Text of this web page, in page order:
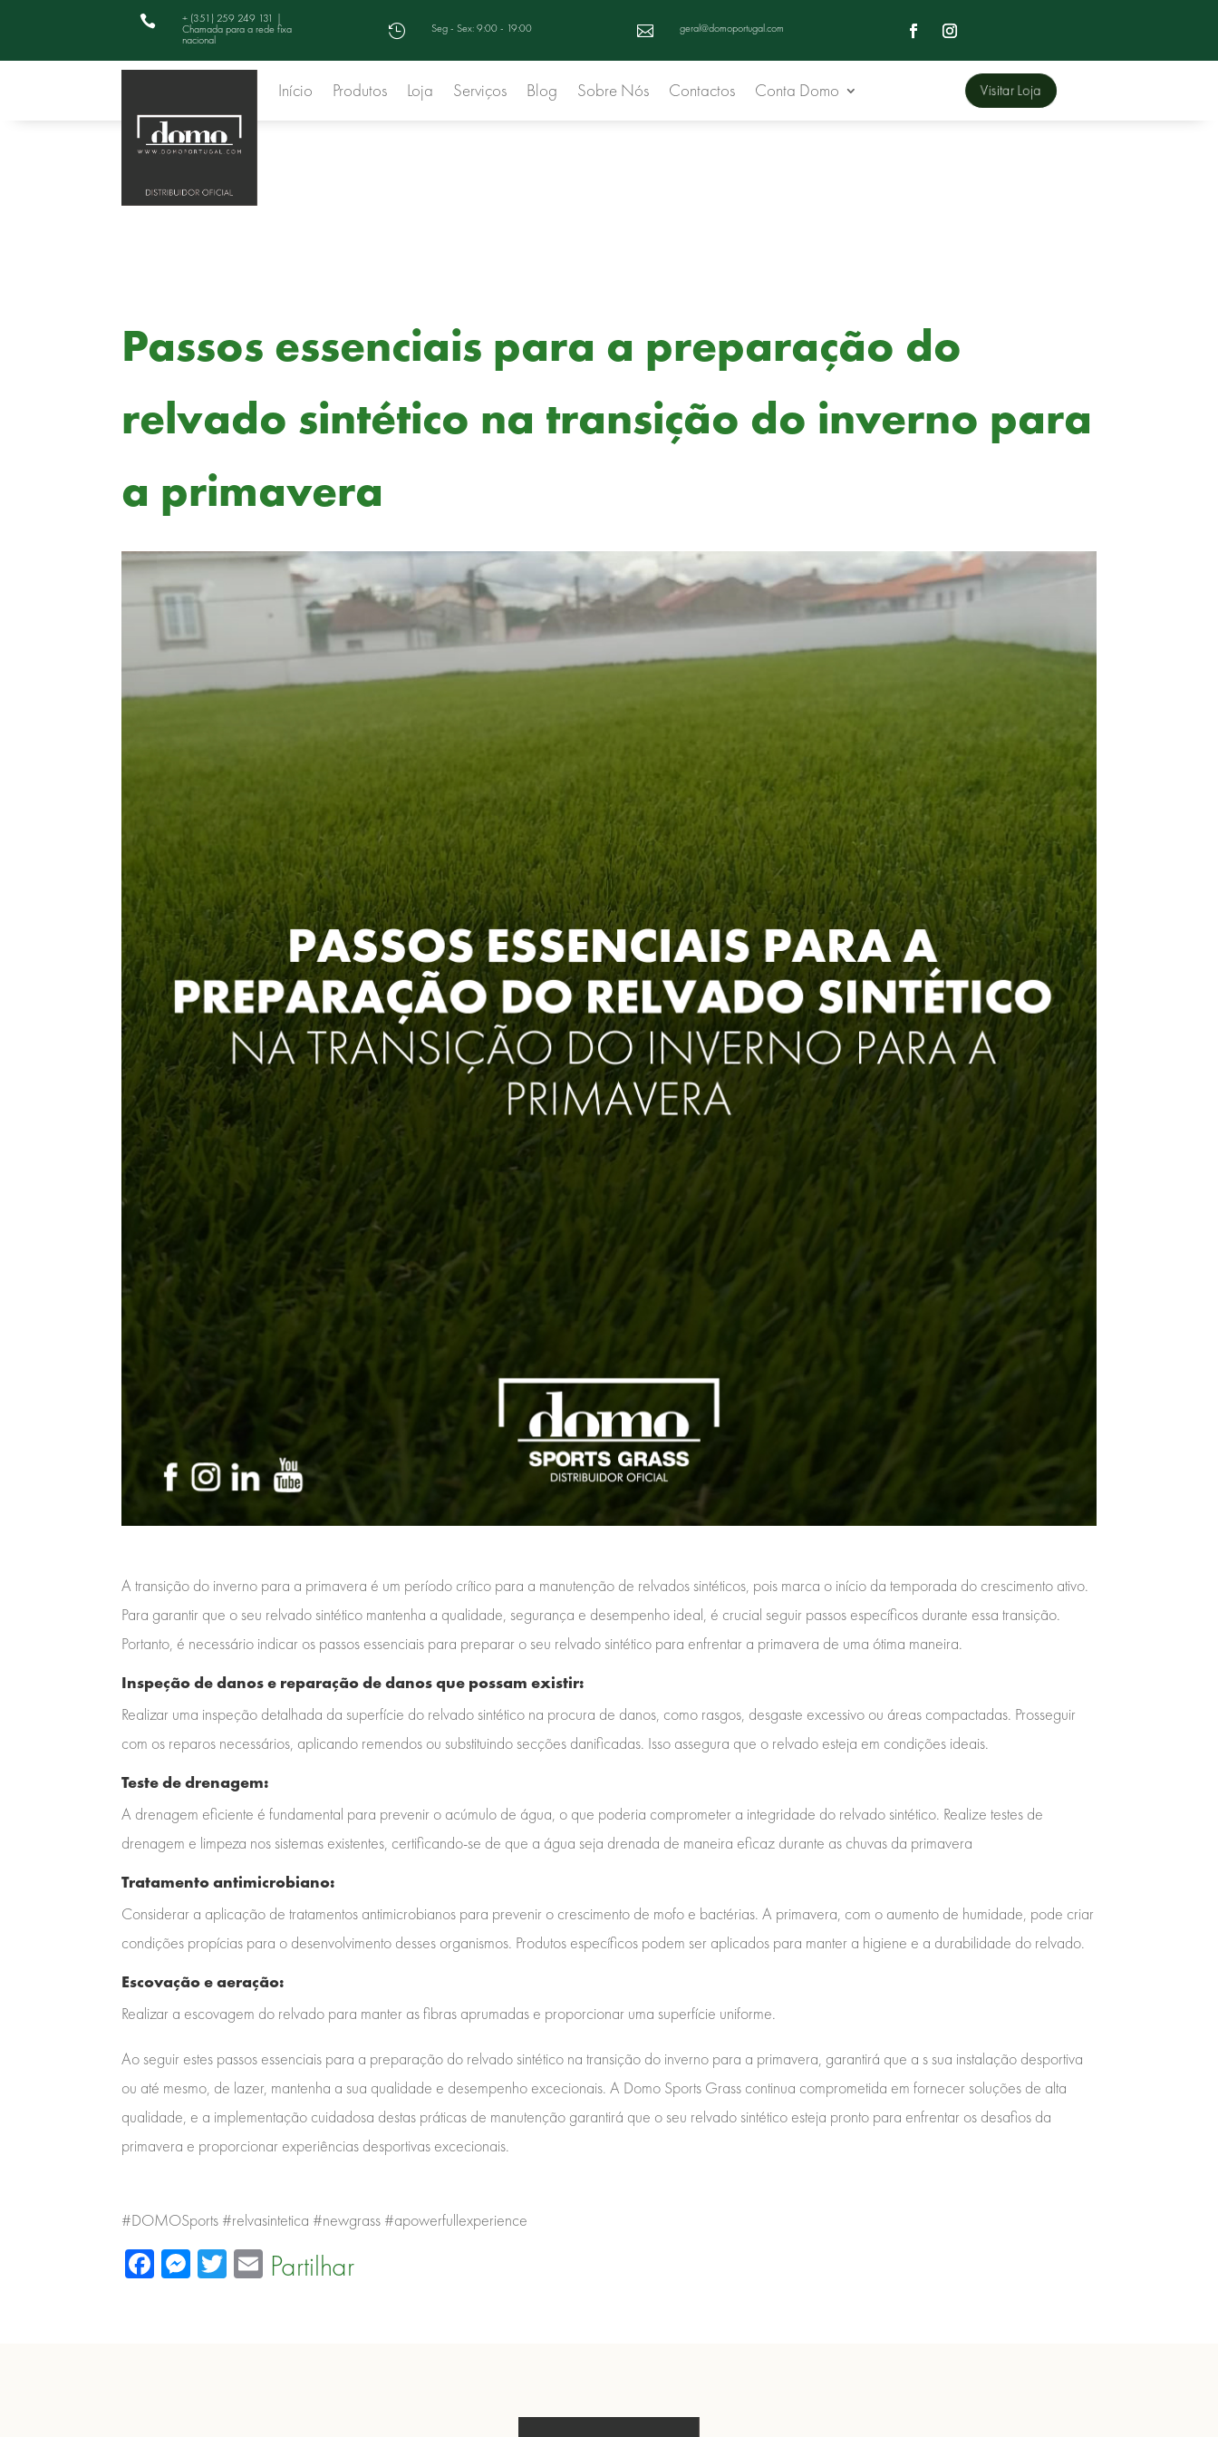
 + (351) 259 249 131 |
Chamada para a rede fixa
nacional
 Seg - Sex: 9:00 - 19:00  geral@domoportugal.com
Início Produtos Loja Serviços Blog Sobre Nós Contactos Conta Domo Visitar Loja
Passos essenciais para a preparação do
relvado sintético na transição do inverno para
a primavera
A transição do inverno para a primavera é um período crítico para a manutenção de relvados sintéticos, pois marca o início da temporada do crescimento ativo.
Para garantir que o seu relvado sintético mantenha a qualidade, segurança e desempenho ideal, é crucial seguir passos específicos durante essa transição.
Portanto, é necessário indicar os passos essenciais para preparar o seu relvado sintético para enfrentar a primavera de uma ótima maneira.
Inspeção de danos e reparação de danos que possam existir:
Realizar uma inspeção detalhada da superfície do relvado sintético na procura de danos, como rasgos, desgaste excessivo ou áreas compactadas. Prosseguir
com os reparos necessários, aplicando remendos ou substituindo secções danificadas. Isso assegura que o relvado esteja em condições ideais.
Teste de drenagem:
A drenagem eficiente é fundamental para prevenir o acúmulo de água, o que poderia comprometer a integridade do relvado sintético. Realize testes de
drenagem e limpeza nos sistemas existentes, certificando-se de que a água seja drenada de maneira eficaz durante as chuvas da primavera
Tratamento antimicrobiano:
Considerar a aplicação de tratamentos antimicrobianos para prevenir o crescimento de mofo e bactérias. A primavera, com o aumento de humidade, pode criar
condições propícias para o desenvolvimento desses organismos. Produtos específicos podem ser aplicados para manter a higiene e a durabilidade do relvado.
Escovação e aeração:
Realizar a escovagem do relvado para manter as fibras aprumadas e proporcionar uma superfície uniforme.
Ao seguir estes passos essenciais para a preparação do relvado sintético na transição do inverno para a primavera, garantirá que a s sua instalação desportiva
ou até mesmo, de lazer, mantenha a sua qualidade e desempenho excecionais. A Domo Sports Grass continua comprometida em fornecer soluções de alta
qualidade, e a implementação cuidadosa destas práticas de manutenção garantirá que o seu relvado sintético esteja pronto para enfrentar os desafios da
primavera e proporcionar experiências desportivas excecionais.
#DOMOSports #relvasintetica #newgrass #apowerfullexperience
Facebook
Messenger
TwitterEmail
Partilhar